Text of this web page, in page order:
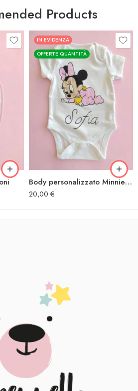
Products
IN EVIDENZA
OFFERTE QUANTITÀ
Body personalizzato Minnie a gattoni
20,00 €